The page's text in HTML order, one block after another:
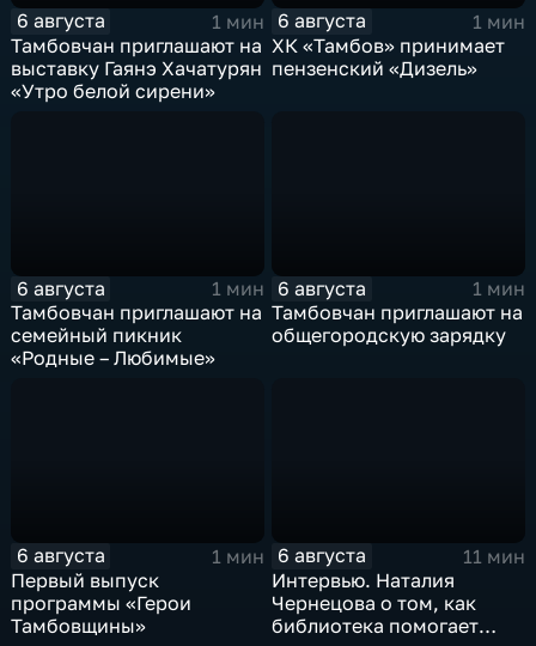
6 августа
1 мин
Тамбовчан приглашают на
выставку Гаянэ Хачатурян
«Утро белой сирени»
6 августа
1 мин
ХК «Тамбов» принимает
пензенский «Дизель»
6 августа
1 мин
Тамбовчан приглашают на
семейный пикник
«Родные – Любимые»
6 августа
1 мин
Тамбовчан приглашают на
общегородскую зарядку
6 августа
1 мин
Первый выпуск
программы «Герои
Тамбовщины»
6 августа
11 мин
Интервью. Наталия
Чернецова о том, как
библиотека помогает